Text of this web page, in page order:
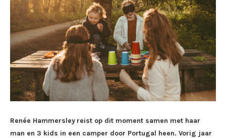
Renée Hammersley reist op dit moment samen met haar
man en 3 kids in een camper door Portugal heen. Vorig jaar